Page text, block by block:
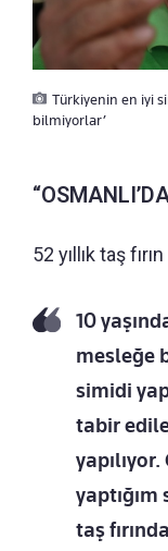
Türkiyenin en iyi
bilmiyorlar’
52 yıllık taş
10
mesleğe
simidi
tabir
taş